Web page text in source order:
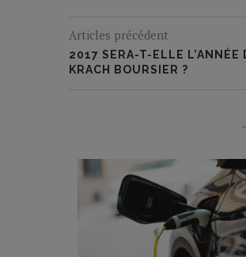
Articles précédent
2017 SERA-T-ELLE L’ANNÉE
KRACH BOURSIER ?